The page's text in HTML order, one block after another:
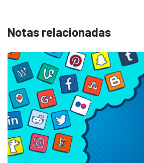
Notas relacionadas